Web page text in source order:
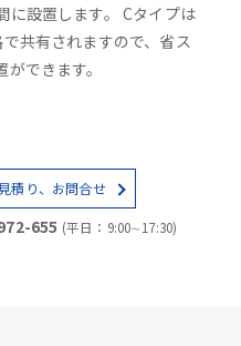
に設置します。 Cタイプは
共有されますので、省ス
できます。
積り、お問合せ
655 (平日：9:00∼17:30)